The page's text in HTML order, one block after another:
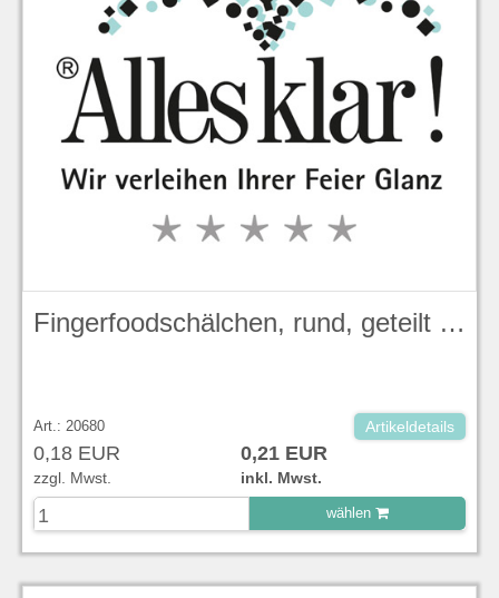
Fingerfoodschälchen, rund, geteilt Ø 10 cm
Art.: 20680 Artikeldetails
0,18 EUR 0,21 EUR
zzgl. Mwst. inkl. Mwst.
wählen
zu Warenkorb hinzugefügt.